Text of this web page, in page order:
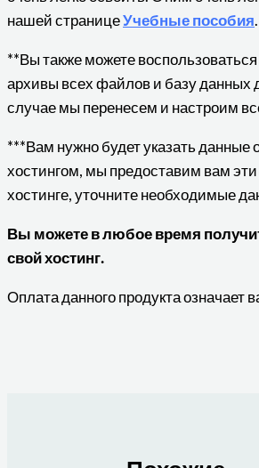
нашей страницеУчебные пособия.
**Вы также можете
архивы всех файлов и базу данных
случае мы перенесем и настроим
***Вам нужно будет указать
хостингом, мы предоставим вам
хостинге, уточните необходимые
Вы можете в любое время
свой хостинг.
Оплата данного продукта означает